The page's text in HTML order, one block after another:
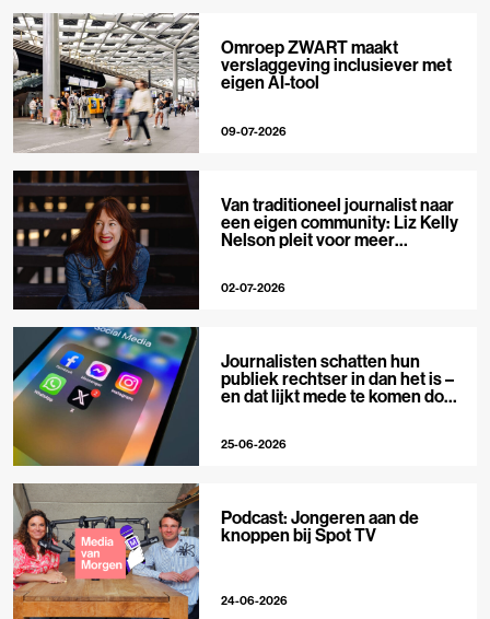
Omroep ZWART maakt
verslaggeving inclusiever met
eigen AI-tool
09-07-2026
Van traditioneel journalist naar
een eigen community: Liz Kelly
Nelson pleit voor meer
02-07-2026
Journalisten schatten hun
publiek rechtser in dan het is –
en dat lijkt mede te komen door
25-06-2026
Podcast: Jongeren aan de
knoppen bij Spot TV
24-06-2026